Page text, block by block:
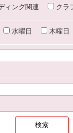
ィング関連 クラ
水曜日 木曜日